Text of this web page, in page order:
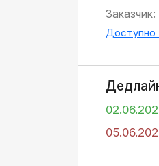
Заказчик:
Доступно